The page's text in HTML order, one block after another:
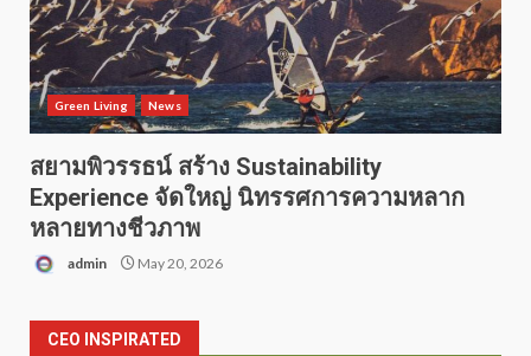
Green Living News
สยามพิวรรธน์ สร้าง Sustainability
Experience จัดใหญ่ นิทรรศการความหลาก
หลายทางชีวภาพ
admin May 20, 2026
CEO INSPIRATED